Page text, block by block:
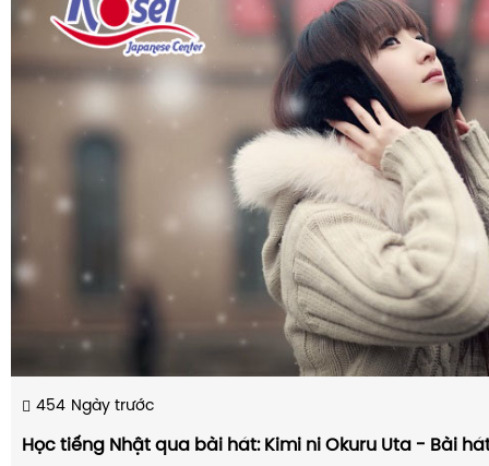
454 Ngày trước
Học tiếng Nhật qua bài hát: Kimi ni Okuru Uta - Bài